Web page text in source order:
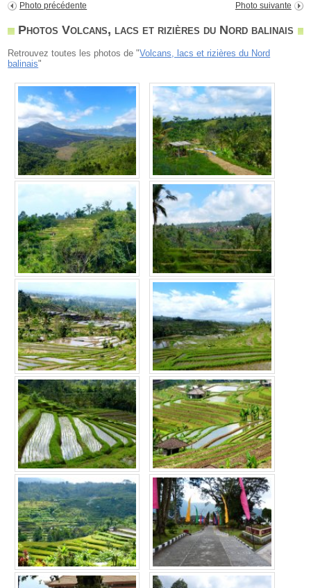
Photo précédente Photo suivante
Photos Volcans, lacs et rizières du Nord balinais
Retrouvez toutes les photos de "Volcans, lacs et rizières du Nord
balinais"